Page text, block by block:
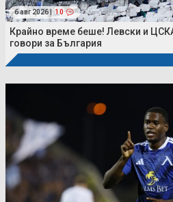
6 авг 2026 | 10
Крайно време беше! Левски и
говори за България